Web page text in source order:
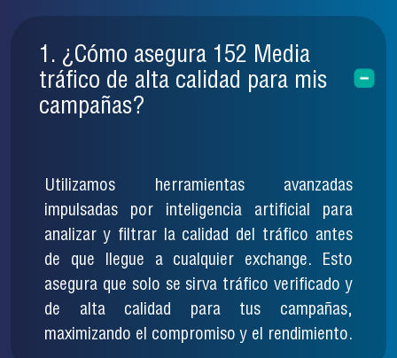
1. ¿Cómo asegura 152 Media
tráfico de alta calidad para mis
campañas?
Utilizamos herramientas avanzadas
impulsadas por inteligencia artificial para
analizar y filtrar la calidad del tráfico antes
de que llegue a cualquier exchange. Esto
asegura que solo se sirva tráfico verificado y
de alta calidad para tus campañas,
maximizando el compromiso y el rendimiento.